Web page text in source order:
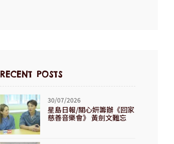
RECENT POSTS
星島日報/關心妍籌辦《回家
慈善音樂會》 黃劍文難忘
30/07/2026